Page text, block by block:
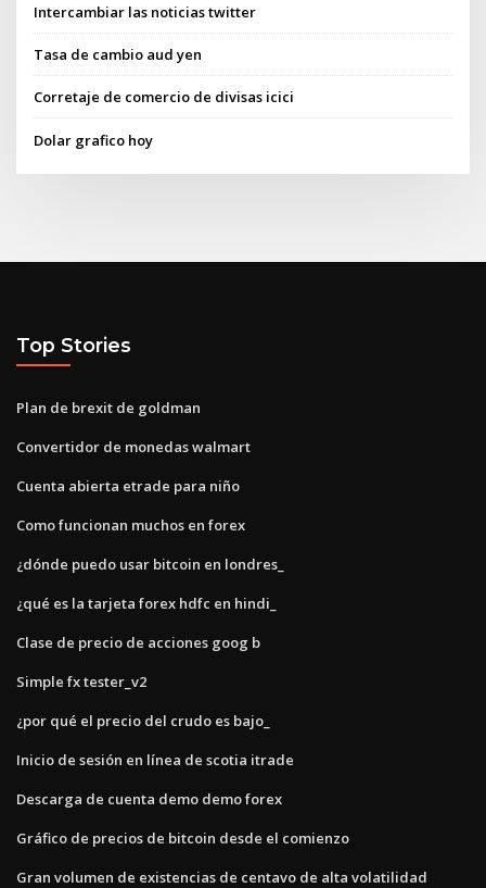
Intercambiar las noticias twitter
Tasa de cambio aud yen
Corretaje de comercio de divisas icici
Dolar grafico hoy
Top Stories
Plan de brexit de goldman
Convertidor de monedas walmart
Cuenta abierta etrade para niño
Como funcionan muchos en forex
¿dónde puedo usar bitcoin en londres_
¿qué es la tarjeta forex hdfc en hindi_
Clase de precio de acciones goog b
Simple fx tester_v2
¿por qué el precio del crudo es bajo_
Inicio de sesión en línea de scotia itrade
Descarga de cuenta demo demo forex
Gráfico de precios de bitcoin desde el comienzo
Gran volumen de existencias de centavo de alta volatilidad